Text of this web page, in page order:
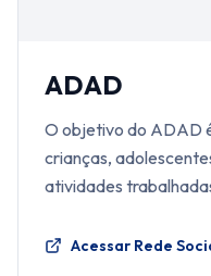
ADAD
O objetivo do ADAD
crianças,
atividades
Acessar Rede